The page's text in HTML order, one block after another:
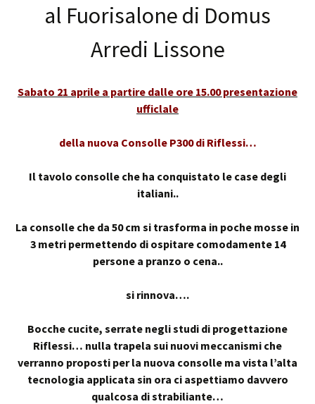
al Fuorisalone di Domus
Arredi Lissone
Sabato 21 aprile a partire dalle ore 15.00 presentazione
ufficlale
della nuova Consolle P300 di Riflessi…
Il tavolo consolle che ha conquistato le case degli
italiani..
La consolle che da 50 cm si trasforma in poche mosse in
3 metri permettendo di ospitare comodamente 14
persone a pranzo o cena..
si rinnova….
Bocche cucite, serrate negli studi di progettazione
Riflessi… nulla trapela sui nuovi meccanismi che
verranno proposti per la nuova consolle ma vista l’alta
tecnologia applicata sin ora ci aspettiamo davvero
qualcosa di strabiliante…